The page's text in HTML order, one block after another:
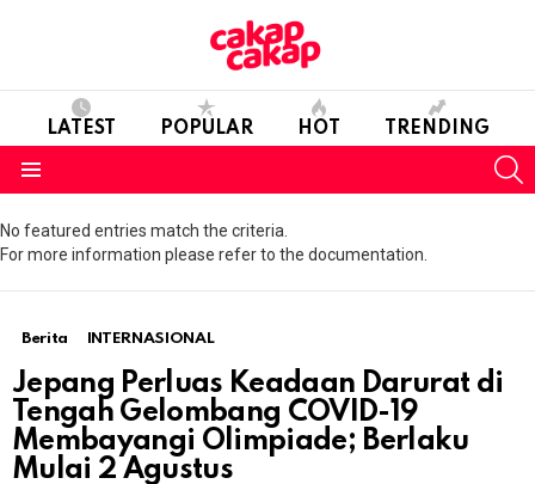
LATEST POPULAR HOT TRENDING
No featured entries match the criteria.
For more information please refer to the documentation.
Berita INTERNASIONAL
Jepang Perluas Keadaan Darurat di
Tengah Gelombang COVID-19
Membayangi Olimpiade; Berlaku
Mulai 2 Agustus